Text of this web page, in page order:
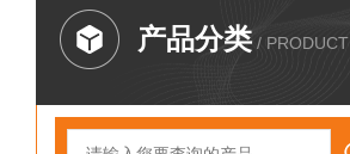
产品分类 / PRODUCT